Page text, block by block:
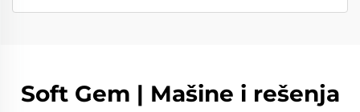
Soft Gem | Mašine i rešenja